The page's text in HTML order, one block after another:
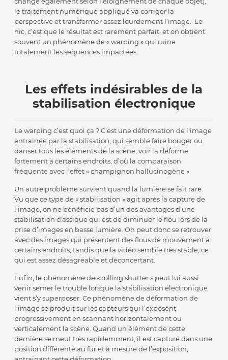
le traitement numérique appliqué va corriger la
perspective et transformer assez lourdement l’image. Le
hic, c’est que le résultat est rarement parfait, et on obtient
souvent un phénomène de « warping » qui ruine
totalement les séquences impactées.
Les effets indésirables de la
stabilisation électronique
Le warping c’est quoi ça ? C’est une déformation de l’image
entrainée par la stabilisation, qui semble faire bouger ou
danser tous les éléments de la scène, voir la déforme
fortement à certains endroits, d’où la comparaison
fréquente avec l’effet « champignon hallucinogène ».
Un autre problème survient quand la lumière se fait rare.
Vu que ce type de « stabilisation » agit après la capture de
l’image, on ne bénéficie pas d’un des avantages d’une
stabilisation classique qui est de diminuer le flou lors de la
prise d’images en basse lumière. On peut donc se retrouver
avec des images qui présentent des flous de mouvement à
certains endroits, tandis que la vidéo semble très stable, ce
qui est assez désagréable et déconcertant.
Enfin, le phénomène de « rolling shutter » peut lui aussi
venir semer le trouble lorsque la stabilisation électronique
vient s’y superposer. Ce phénomène de déformation de
l’image se produit sur les capteurs qui l’exposent
progressivement en scannant horizontalement ou
verticalement la scène. Quand un élément de cette
dernière se meut très rapidemment, il est capturé dans une
position différente au fur et à mesure de l’exposition,